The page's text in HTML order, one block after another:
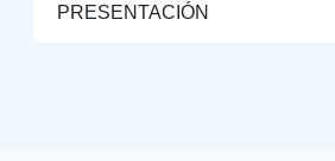
PRESENTACIÓN